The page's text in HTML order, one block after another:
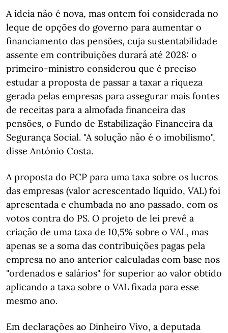
A ideia não é nova, mas ontem foi considerada no
leque de opções do governo para aumentar o
financiamento das pensões, cuja sustentabilidade
assente em contribuições durará até 2028: o
primeiro-ministro considerou que é preciso
estudar a proposta de passar a taxar a riqueza
gerada pelas empresas para assegurar mais fontes
de receitas para a almofada financeira das
pensões, o Fundo de Estabilização Financeira da
Segurança Social. "A solução não é o imobilismo",
disse António Costa.
A proposta do PCP para uma taxa sobre os lucros
das empresas (valor acrescentado líquido, VAL) foi
apresentada e chumbada no ano passado, com os
votos contra do PS. O projeto de lei prevê a
criação de uma taxa de 10,5% sobre o VAL, mas
apenas se a soma das contribuições pagas pela
empresa no ano anterior calculadas com base nos
"ordenados e salários" for superior ao valor obtido
aplicando a taxa sobre o VAL fixada para esse
mesmo ano.
Em declarações ao Dinheiro Vivo, a deputada